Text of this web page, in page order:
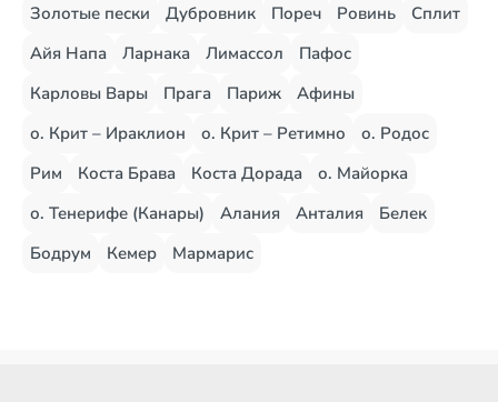
Золотые пески
Дубровник Пореч Ровинь
Сплит
Айя Напа
Ларнака Лимассол
Пафос
Карловы Вары
Прага Париж
Афины
о. Крит – Ираклион
о. Крит – Ретимно
о. Родос
Рим
Коста Брава Коста Дорада
о. Майорка
о. Тенерифе (Канары)
Алания Анталия
Белек
Бодрум
Кемер Мармарис